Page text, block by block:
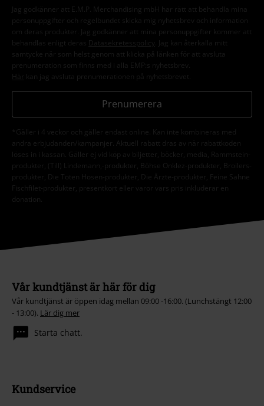
Jag godkänner att E.M.P. Merchandising mbH har rätt att behandla mina
personuppgifter och regelbundet skicka mig nyhetsbrev och information
om deras produkter. Jag godkänner att mina personuppgifter kommer att
behandlas enligt deras
Datasekretesspolicy
. Jag kan återkalla mitt
samtycke när som helst genom att klicka på länken för att avsluta
prenumeration som finns med i alla EMP:s nyhetsbrev.
Här kan jag avsluta prenumerationen på nyhetsbrevet.
Prenumerera
*Gäller i 4 veckor och gäller endast online. Kan inte kombineras med
andra erbjudanden/kampanjer. Aktuell rabatt dras av när rabattkoden
löses in i kassan. Gäller ej vid köp av biljetter, böcker, media, Rammstein-
produkter, (Till) Lindemann,-produkter, Böhse Onklez-produkter, Broilers-
produkter, Die Toten Hosen-produkter, Die Ärzte-produkter, Feine Sahne
Fischfilet-produkter, presentkort eller varor vars pris inkluderar en
donation.
Vår kundtjänst är här för dig
Vår kundtjänst är öppen idag mellan 09:00 -16:00. (Lunchstängt 12:00
- 13:00). Lär dig mer
Starta chatt.
Kundservice